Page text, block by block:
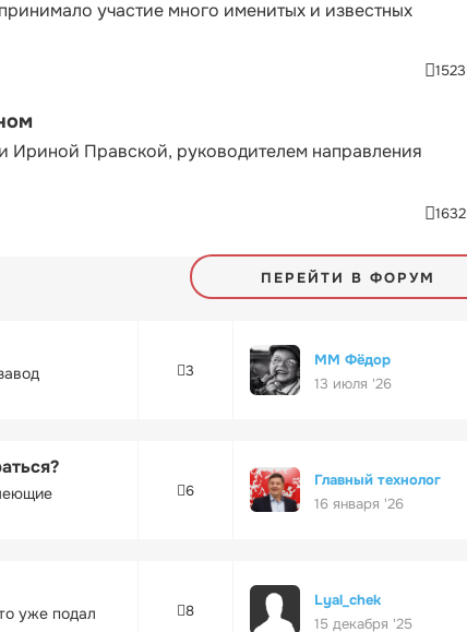
участие много именитых и известных
1523
Правской, руководителем направления
1632
ПЕРЕЙТИ В ФОРУМ
3
ММ Фёдор
13 июля '26
6
Главный технолог
16 января '26
уже подал
8
Lyal_chek
15 декабря '25